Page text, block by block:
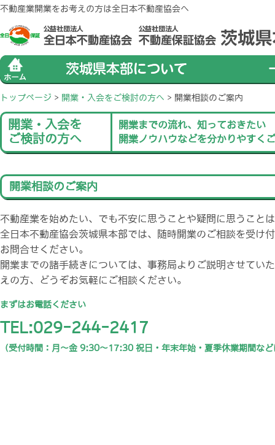
不動産業開業をお考えの方は全日本不動産協会へ
トップページ > 開業・入会をご検討の方へ > 開業相談のご案内
開業・入会を
ご検討の方へ
開業までの流れ、知っておきたい
開業ノウハウなどを分かりやすく
開業相談のご案内
不動産業を始めたい、でも不安に思うことや疑問に思うこと
全日本不動産協会茨城県本部では、随時開業のご相談を受け
お問合せください。
開業までの諸手続きについては、事務局よりご説明させてい
えの方、どうぞお気軽にご相談ください。
まずはお電話ください
TEL:029-244-2417
（受付時間：月〜金 9:30〜17:30 祝日・年末年始・夏季休業期間など